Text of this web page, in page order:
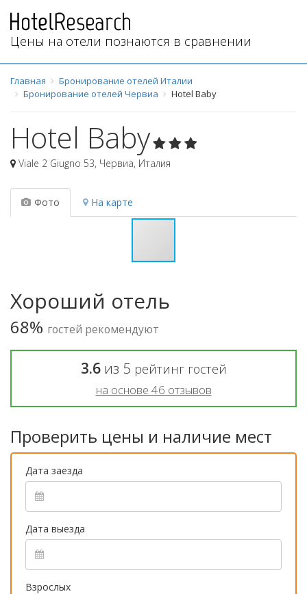
Цены на отели познаются в сравнении
Главная
Бронирование отелей Италии
Бронирование отелей Червиа
Hotel Baby
Hotel Baby
Viale 2 Giugno 53, Червиа, Италия
Фото На карте
Хороший отель
68% гостей рекомендуют
3.6из 5 рейтинг гостей
на основе 46 отзывов
Проверить цены и наличие мест
Дата заезда
Дата выезда
Взрослых